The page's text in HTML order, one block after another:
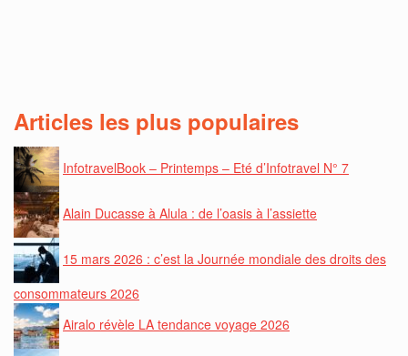
Articles les plus populaires
InfotravelBook – Printemps – Eté d’Infotravel N° 7
Alain Ducasse à Alula : de l’oasis à l’assiette
15 mars 2026 : c’est la Journée mondiale des droits des
consommateurs 2026
Airalo révèle LA tendance voyage 2026